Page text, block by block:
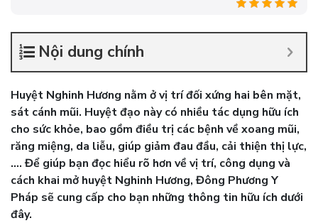
Nội dung chính
Huyệt Nghinh Hương nằm ở vị trí đối xứng hai bên mặt,
sát cánh mũi. Huyệt đạo này có nhiều tác dụng hữu ích
cho sức khỏe, bao gồm điều trị các bệnh về xoang mũi,
răng miệng, da liễu, giúp giảm đau đầu, cải thiện thị lực,
…. Để giúp bạn đọc hiểu rõ hơn về vị trí, công dụng và
cách khai mở huyệt Nghinh Hương, Đông Phương Y
Pháp sẽ cung cấp cho bạn những thông tin hữu ích dưới
đây.